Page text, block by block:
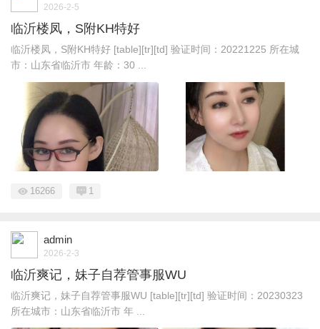
2026-2-5
临沂楼凤，S附KH特好
临沂楼凤，S附KH特好 [table][tr][td] 验证时间：20221225 所在城
市：山东省临沂市 年龄：30 ...
16266 1
admin
2026-2-3
临沂爽记，妹子自荐管事服WU
临沂爽记，妹子自荐管事服WU [table][tr][td] 验证时间：20230323
所在城市：山东省临沂市 年 ...